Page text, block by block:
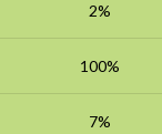
2%
100%
7%